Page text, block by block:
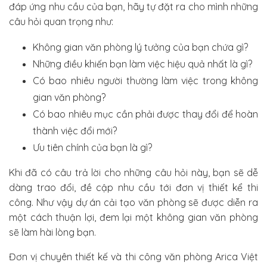
đáp ứng nhu cầu của bạn, hãy tự đặt ra cho mình những
câu hỏi quan trọng như:
Không gian văn phòng lý tưởng của bạn chứa gì?
Những điều khiến bạn làm việc hiệu quả nhất là gì?
Có bao nhiêu người thường làm việc trong không
gian văn phòng?
Có bao nhiêu mục cần phải được thay đổi để hoàn
thành việc đổi mới?
Ưu tiên chính của bạn là gì?
Khi đã có câu trả lời cho những câu hỏi này, bạn sẽ dễ
dàng trao đổi, đề cập nhu cầu tới đơn vị thiết kể thi
công. Như vậy dự án cải tạo văn phòng sẽ được diễn ra
một cách thuận lợi, đem lại một không gian văn phòng
sẽ làm hài lòng bạn.
Đơn vị chuyên thiết kế và thi công văn phòng Arica Việt